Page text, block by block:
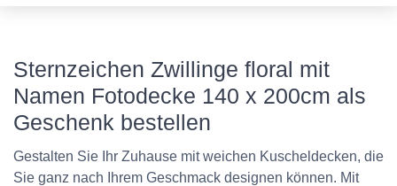
Sternzeichen Zwillinge floral mit
Namen Fotodecke 140 x 200cm als
Geschenk bestellen
Gestalten Sie Ihr Zuhause mit weichen Kuscheldecken, die
Sie ganz nach Ihrem Geschmack designen können. Mit